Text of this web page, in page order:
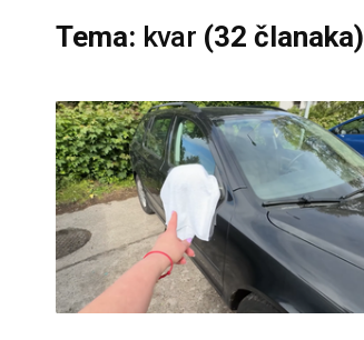
Tema: kvar(32 članaka)